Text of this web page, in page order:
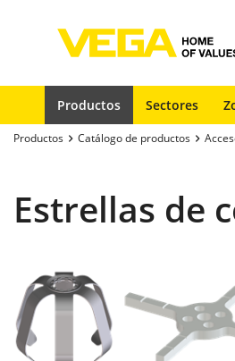
Productos Sectores
Productos Catálogo de productos
Estrellas de